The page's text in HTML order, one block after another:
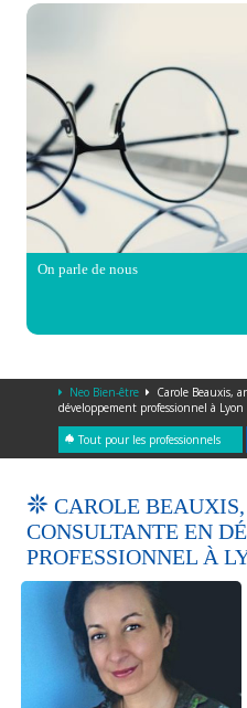
On parle de nous
Neo Bien-être
Carole Beauxis,
développement professionnel à Lyon
Tout pour les professionnels
CAROLE
CONSULTANTE EN
PROFESSIONNEL À